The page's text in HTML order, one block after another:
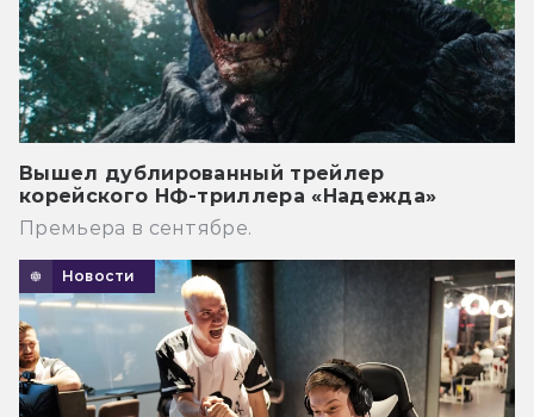
Вышел дублированный трейлер
корейского НФ-триллера «Надежда»
Премьера в сентябре.
Новости